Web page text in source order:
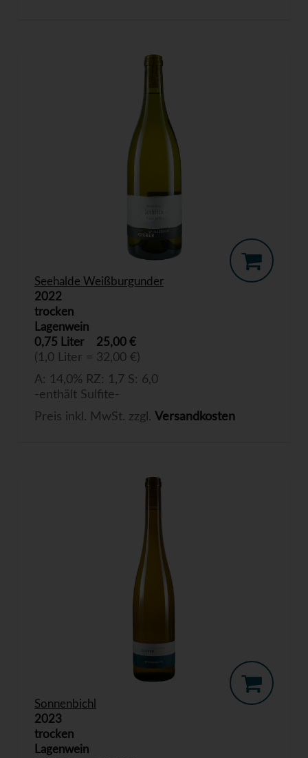
Seehalde Weißburgunder
2022
trocken
Lagenwein
0,75 Liter
25,00 €
(1,0 Liter = 32,00 €)
A: 14,0% RZ: 1,7 S: 6,0
-enthält Sulfite-
Preis inkl. MwSt. zzgl. Versandkosten
Sonnenbichl
2023
trocken
Lagenwein